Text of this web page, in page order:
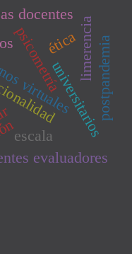
virtualesuniversitariospostpandemia
psicometría
docentes
limerencia
escala
evaluadores
ética